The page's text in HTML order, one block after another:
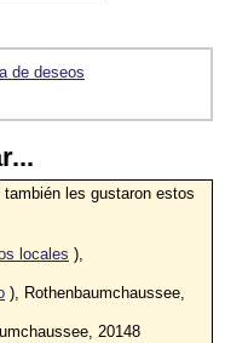
de deseos
también les gustaron estos
locales ),
), Rothenbaumchaussee,
20148